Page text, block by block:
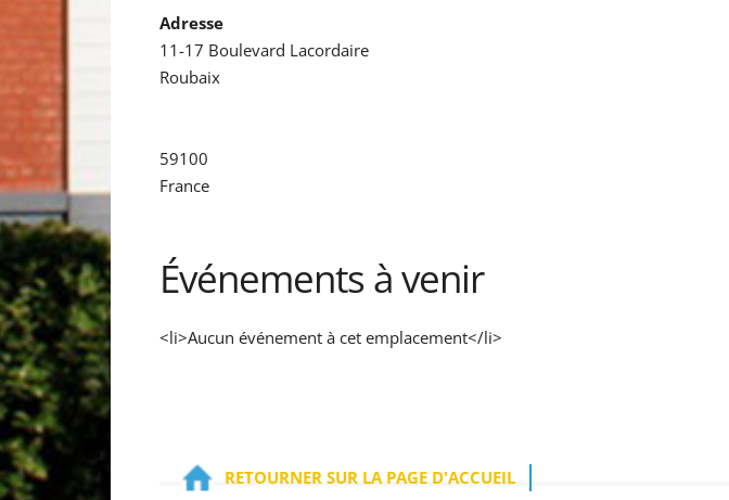
Adresse
11-17 Boulevard Lacordaire
Roubaix
59100
France
Événements à venir
<li>Aucun événement à cet emplacement</li>
RETOURNER SUR LA PAGE D'ACCUEIL